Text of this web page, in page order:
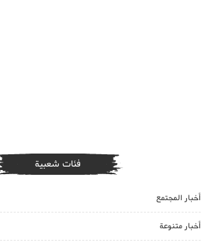
فئات شعبية
أخبار المجتمع
أخبار متنوعة